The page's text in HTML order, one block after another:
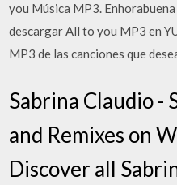
you Música MP3.
descargar All to you MP3 en
MP3 de las canciones que
Sabrina Claudio -
and Remixes on
Discover all